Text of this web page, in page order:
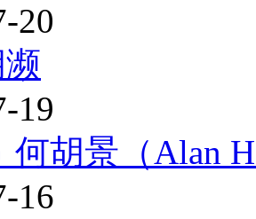
20
19
何胡景（Alan
16